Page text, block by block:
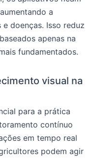
a
doenças. Isso reduz
apenas na
fundamentados.
visual na
para a prática
contínuo
em tempo real
podem agir